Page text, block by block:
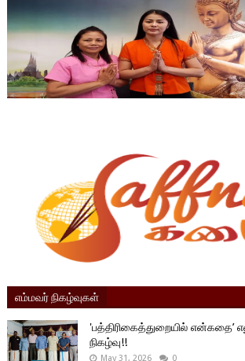
எம்மவர் நிகழ்வுகள்
'பத்திரிகைத்துறையில் என்கதை’
நிகழ்வு!!
May 31, 2026 0